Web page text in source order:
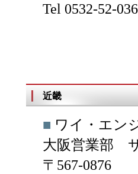
Tel 0532-52-
近畿
■ ワイ・エン
大阪営業部
〒567-0876